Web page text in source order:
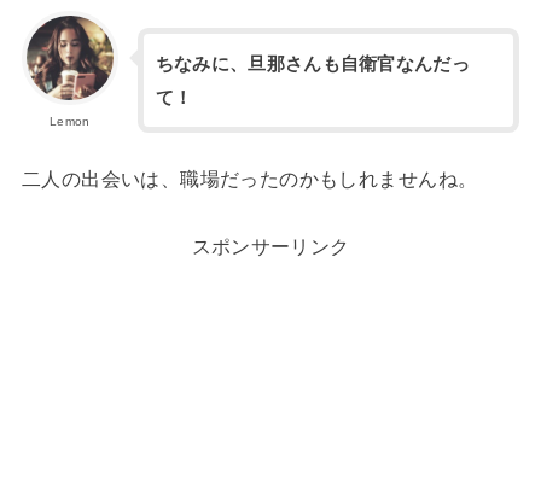
Lemon
ちなみに、旦那さんも自衛官なんだっ
て！
二人の出会いは、職場だったのかもしれませんね。
スポンサーリンク